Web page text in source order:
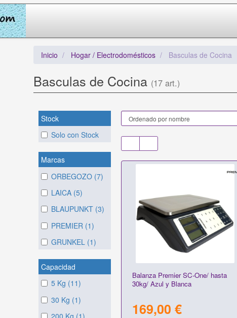
Inicio Hogar / Electrodomésticos Basculas de Cocina
Basculas de Cocina (17 art.)
Stock
Solo con Stock
Marcas
ORBEGOZO (7)
LAICA (5)
BLAUPUNKT (3)
PREMIER (1)
GRUNKEL (1)
Capacidad
5 Kg (11)
30 Kg (1)
200 Kg (1)
Balanza Premier SC-One/ hasta
30kg/ Azul y Blanca
169,00 €